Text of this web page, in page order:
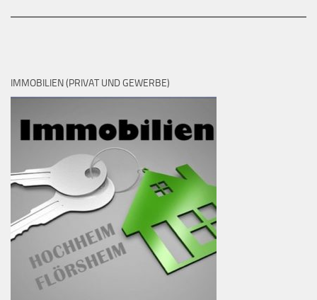
IMMOBILIEN (PRIVAT UND GEWERBE)